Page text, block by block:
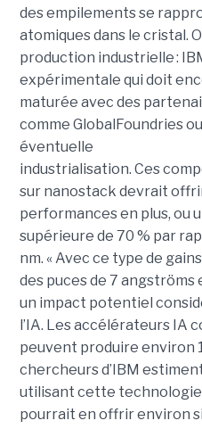
des empilements se
atomiques dans le cristal.
production industrielle :
expérimentale qui doit
maturée avec des
comme GlobalFoundries
éventuelle
industrialisation. Ces
sur nanostack devrait offrir
performances en plus, ou
supérieure de 70 % par
nm. « Avec ce type de
des puces de 7 angströms
un impact potentiel
l’IA. Les accélérateurs IA
peuvent produire environ
chercheurs d’IBM
utilisant cette technologie
pourrait en offrir environ